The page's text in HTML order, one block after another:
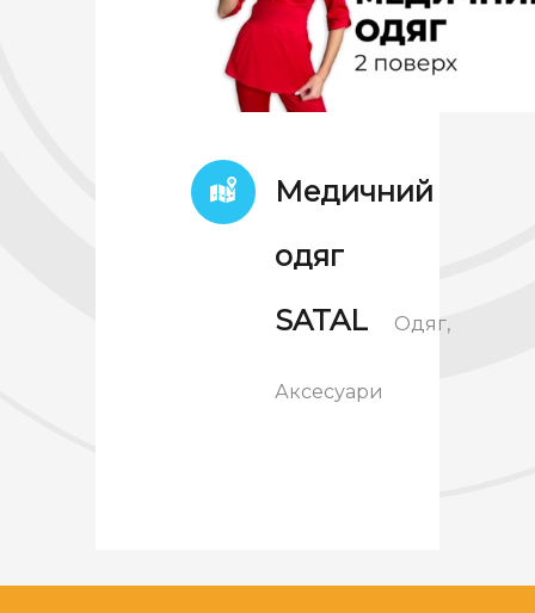
Медичний
одяг
SATAL
Одяг,
Аксесуари